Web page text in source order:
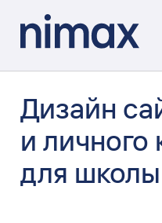
Дизайн
и личного
для